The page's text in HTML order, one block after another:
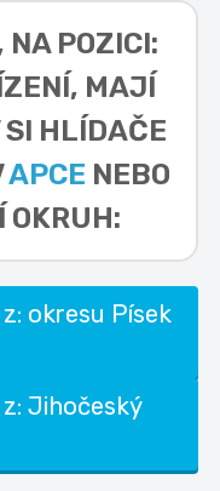
NA POZICI:
MAJÍ
HLÍDAČE
APCE NEBO
OKRUH:
okresu Písek
Jihočeský